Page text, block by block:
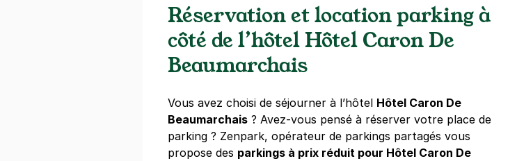
4 €/heure,36 €/jour,100 €/semaine(tarifs dégressifs)
Réserver
+ Abonnements disponibles
Paris - Institut du monde arabe - Jussieu
1 rue des Fossés Saint-Bernard
75005Paris
4,8(685 avis)
Réservation et location parking à
côté de l’hôtel Hôtel Caron De
Beaumarchais
Vous avez choisi de séjourner à l’hôtel Hôtel Caron De
Beaumarchais ? Avez-vous pensé à réserver votre place de
parking ? Zenpark, opérateur de parkings partagés vous
propose des parkings à prix réduit pour Hôtel Caron De